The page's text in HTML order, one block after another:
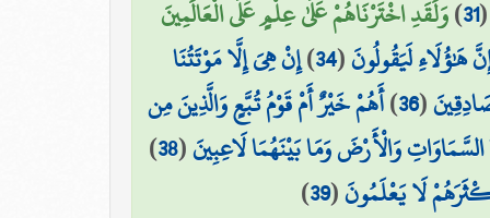
31
)وَلَقَدِ اخْتَرْنَاهُمْ عَلَىٰ عِلْمٍ عَلَى الْعَالَمِينَ
هَٰؤُلَاءِ لَيَقُولُونَ(
34
)إِنْ هِيَ إِلَّا مَوْتَتُنَا
(
36
)أَهُمْ خَيْرٌ أَمْ قَوْمُ تُبَّعٍ وَالَّذِينَ مِن
وَالْأَرْضَ وَمَا بَيْنَهُمَا لَاعِبِينَ(
38
)
لَا يَعْلَمُونَ(
39
)